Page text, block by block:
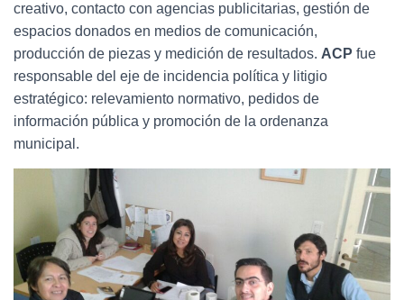
creativo, contacto con agencias publicitarias, gestión de
espacios donados en medios de comunicación,
producción de piezas y medición de resultados. ACP fue
responsable del eje de incidencia política y litigio
estratégico: relevamiento normativo, pedidos de
información pública y promoción de la ordenanza
municipal.